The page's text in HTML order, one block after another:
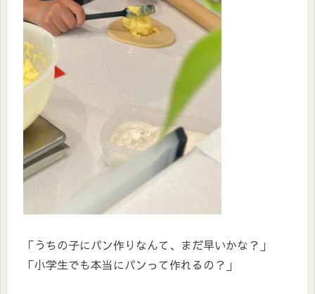
「うちの子にパン作りなんて、まだ早いかな？」
「小学生でも本当にパンって作れるの？」